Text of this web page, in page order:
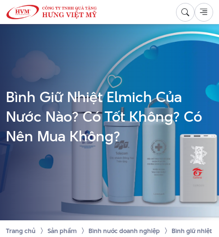
Bình Giữ Nhiệt Elmich Của
Nước Nào? Có Tốt Không? Có
Nên Mua Không?
Trang chủ Sản phẩm Bình nước doanh nghiệp
Bình giữ nhiệt